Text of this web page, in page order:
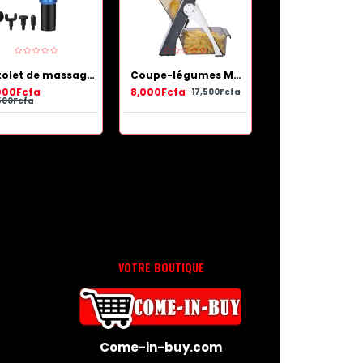
Pistolet de massage de récupération musculaire Bleu
Coupe-légumes Multifonctionnel de haute qualité
8,000Fcfa 17,500Fcfa
VOTRE BOUTIQUE
Come-in-buy.com